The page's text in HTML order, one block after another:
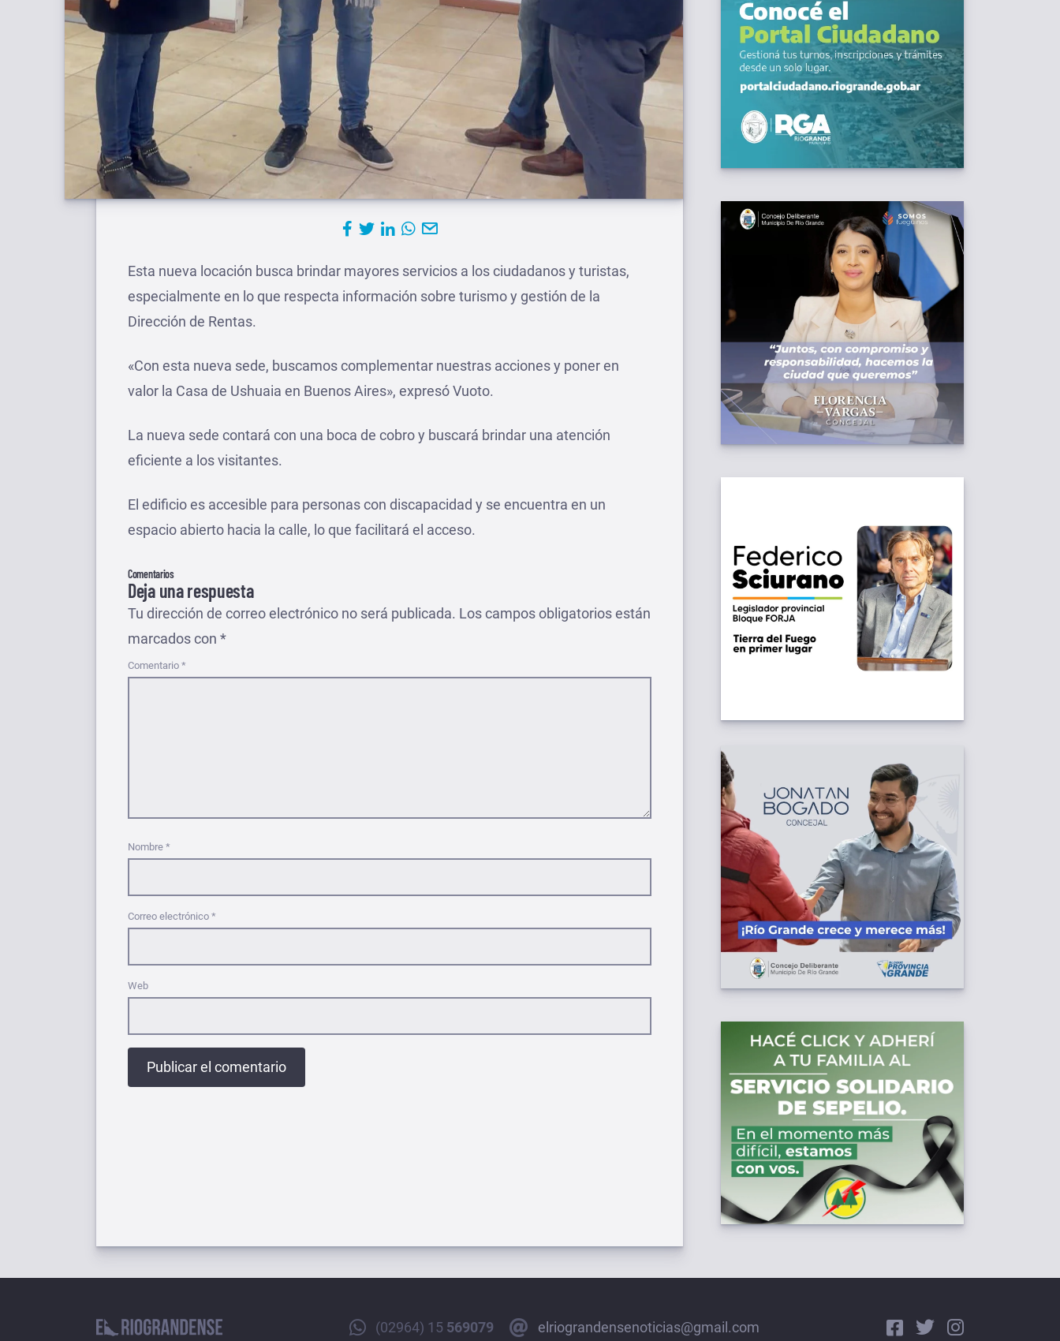
Esta nueva locación busca brindar mayores servicios a los ciudadanos y turistas,
especialmente en lo que respecta información sobre turismo y gestión de la
Dirección de Rentas.
«Con esta nueva sede, buscamos complementar nuestras acciones y poner en
valor la Casa de Ushuaia en Buenos Aires», expresó Vuoto.
La nueva sede contará con una boca de cobro y buscará brindar una atención
eficiente a los visitantes.
El edificio es accesible para personas con discapacidad y se encuentra en un
espacio abierto hacia la calle, lo que facilitará el acceso.
Comentarios
Deja una respuesta
Tu dirección de correo electrónico no será publicada. Los campos obligatorios están
marcados con *
Comentario *
Nombre *
Correo electrónico *
Web
(02964) 15 569079 elriograndensenoticias@gmail.com